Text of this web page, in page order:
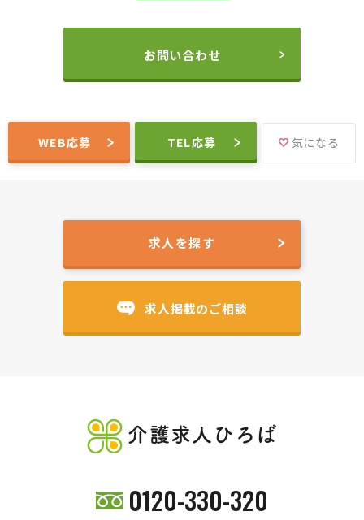
お問い合わせ
WEB応募 TEL応募 気になる
求人を探す
求人掲載のご相談
介護求人ひろば
0120-330-320